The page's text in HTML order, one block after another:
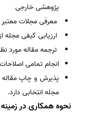
پژوهشی خارجی
معرفی مجلات
ارزیابی کیفی مجله
ترجمه مقاله مورد
انجام تمامی
پذیرش و چاپ مقاله
مجله انتخابی دارد.
نحوه همکاری در